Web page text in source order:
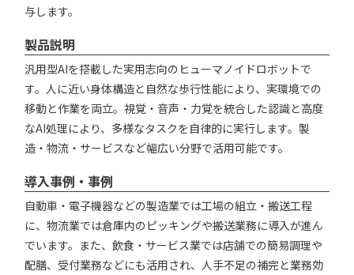
与します。
製品説明
汎用型AIを搭載した実用志向のヒューマノイドロボットで
す。人に近い身体構造と自然な歩行性能により、実環境での
移動と作業を両立。視覚・音声・力覚を統合した認識と高度
なAI処理により、多様なタスクを自律的に実行します。製
造・物流・サービスなど幅広い分野で活用可能です。
導入事例・事例
自動車・電子機器などの製造業では工場の組立・搬送工程
に、物流業では倉庫内のピッキングや搬送業務に導入が進ん
でいます。また、飲食・サービス業では店舗での簡易調理や
配膳、受付業務などにも活用され、人手不足の補完と業務効